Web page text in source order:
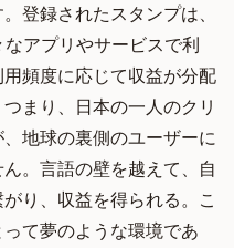
登録されたスタンプは、
アプリやサービスで利
頻度に応じて収益が分配
まり、日本の一人のクリ
地球の裏側のユーザーに
。言語の壁を越えて、自
り、収益を得られる。こ
て夢のような環境であ